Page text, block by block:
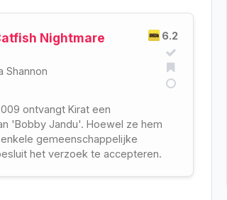
6.2
Nightmare
Shannon
ontvangt Kirat een
'Bobby Jandu'. Hoewel ze hem
gemeenschappelijke
het verzoek te accepteren.